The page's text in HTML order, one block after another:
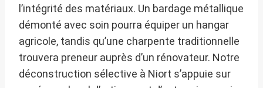
l’intégrité des matériaux. Un bardage métallique
démonté avec soin pourra équiper un hangar
agricole, tandis qu’une charpente traditionnelle
trouvera preneur auprès d’un rénovateur. Notre
déconstruction sélective à Niort s’appuie sur